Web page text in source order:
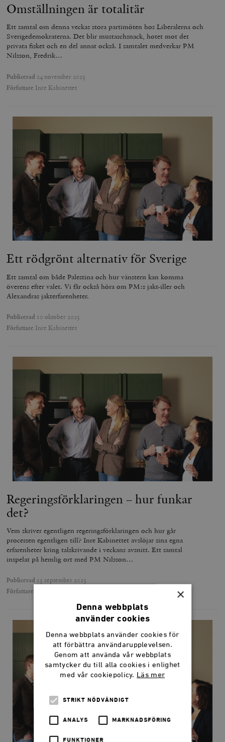
Omställningen är totalitär
Ett samtal om denna veckas stora partimöten hos Liberalerna och
Sverigedemokraterna. Det blir mustaschsnack, hotet mot det
privata fisket och en del annat också. I samtalet medverkar PM
Nilsson, Fredrik…
Publicerad 24 november 2025
Författare Inre Kabinettet
Ett rödgrönt alternativ för Sverige
Ett samtal om både Palestina och hur vänstern kan komma
överens efter valet. Vi får också höra om PM:s jakt-iller och
Alexandras jakterfarenheter.
Publicerad 10 oktober 2025
Författare Inre Kabinettet
Regeringsförklaringen – hur funkar
det?
Vem skriver egentligen regeringsförklaringen och hur går
processen egentligen till? Inre Kabinettet avslöjar sina egna
erfarenheter kring talskrivande i veckans avsnitt. Ett samtal
inspelat på hemlig ort med PM Nilsson…
Publicerad 15 september 2025
Författare
×
Denna webbplats
använder cookies
Denna webbplats använder cookies för
att förbättra användarupplevelsen.
Genom att använda vår webbplats
samtycker du till alla cookies i enlighet
med vår cookiepolicy. Läs mer
STRIKT NÖDVÄNDIGT
ANALYS MARKNADSFÖRING
FUNKTIONER